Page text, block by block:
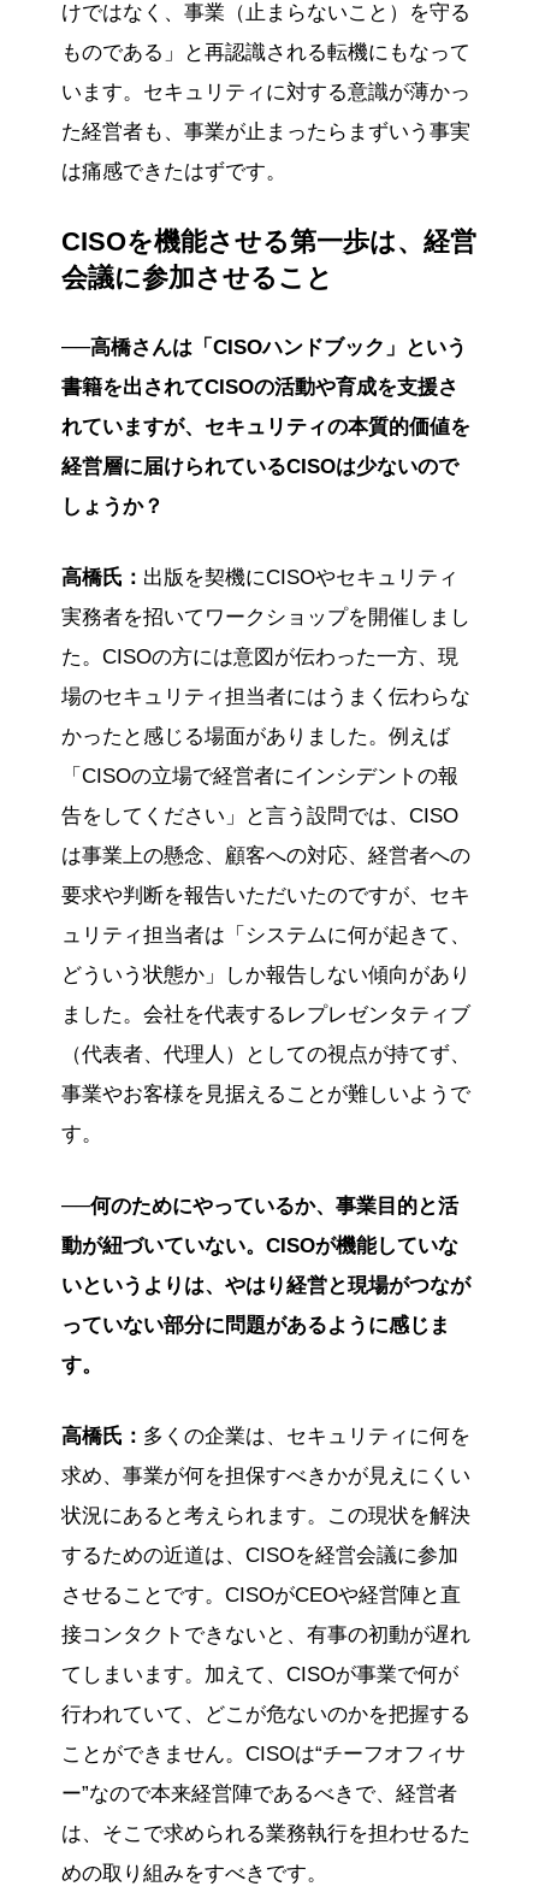
けではなく、事業（止まらないこと）を守る
ものである」と再認識される転機にもなって
います。セキュリティに対する意識が薄かっ
た経営者も、事業が止まったらまずいう事実
は痛感できたはずです。
CISOを機能させる第一歩は、経営
会議に参加させること
──高橋さんは「CISOハンドブック」という
書籍を出されてCISOの活動や育成を支援さ
れていますが、セキュリティの本質的価値を
経営層に届けられているCISOは少ないので
しょうか？
高橋氏： 出版を契機にCISOやセキュリティ
実務者を招いてワークショップを開催しまし
た。CISOの方には意図が伝わった一方、現
場のセキュリティ担当者にはうまく伝わらな
かったと感じる場面がありました。例えば
「CISOの立場で経営者にインシデントの報
告をしてください」と言う設問では、CISO
は事業上の懸念、顧客への対応、経営者への
要求や判断を報告いただいたのですが、セキ
ュリティ担当者は「システムに何が起きて、
どういう状態か」しか報告しない傾向があり
ました。会社を代表するレプレゼンタティブ
（代表者、代理人）としての視点が持てず、
事業やお客様を見据えることが難しいようで
す。
──何のためにやっているか、事業目的と活
動が紐づいていない。CISOが機能していな
いというよりは、やはり経営と現場がつなが
っていない部分に問題があるように感じま
す。
高橋氏： 多くの企業は、セキュリティに何を
求め、事業が何を担保すべきかが見えにくい
状況にあると考えられます。この現状を解決
するための近道は、CISOを経営会議に参加
させることです。CISOがCEOや経営陣と直
接コンタクトできないと、有事の初動が遅れ
てしまいます。加えて、CISOが事業で何が
行われていて、どこが危ないのかを把握する
ことができません。CISOは“チーフオフィサ
ー”なので本来経営陣であるべきで、経営者
は、そこで求められる業務執行を担わせるた
めの取り組みをすべきです。